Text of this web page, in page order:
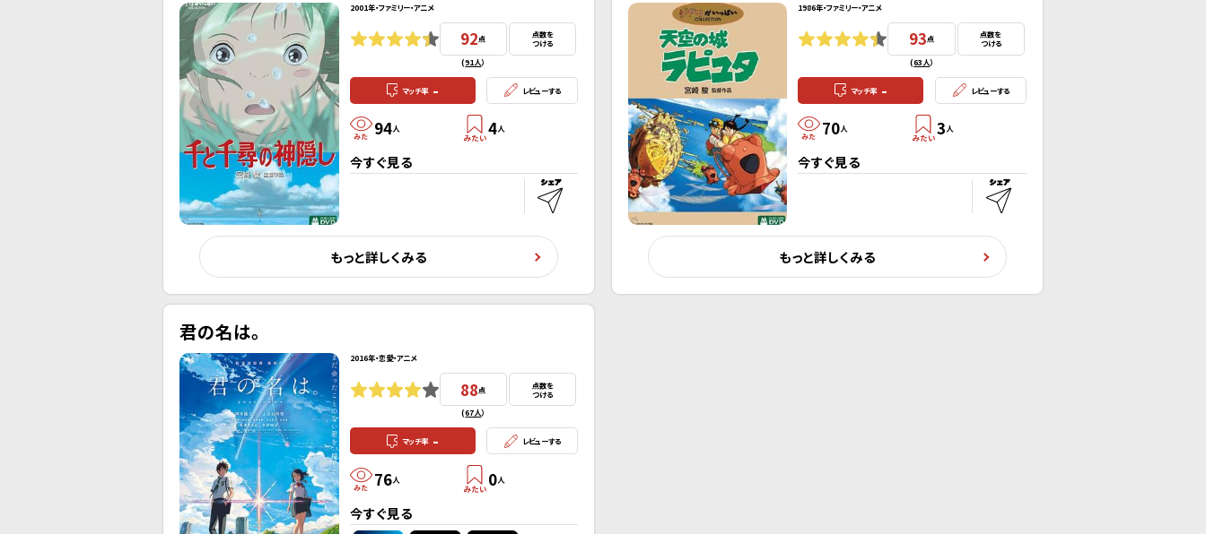
2001年・ファミリー・アニメ
92点
(91人）
点数を
つける
マッチ率 - レビューする
94人 4人
今すぐ見る
もっと詳しくみる
1986年・ファミリー・アニメ
93点
(63人）
点数を
つける
マッチ率 - レビューする
70人 3 人
今すぐ見る
もっと詳しくみる
君の名は。
2016年・恋愛・アニメ
88点
(67人）
点数を
つける
マッチ率 - レビューする
76人 0人
今すぐ見る